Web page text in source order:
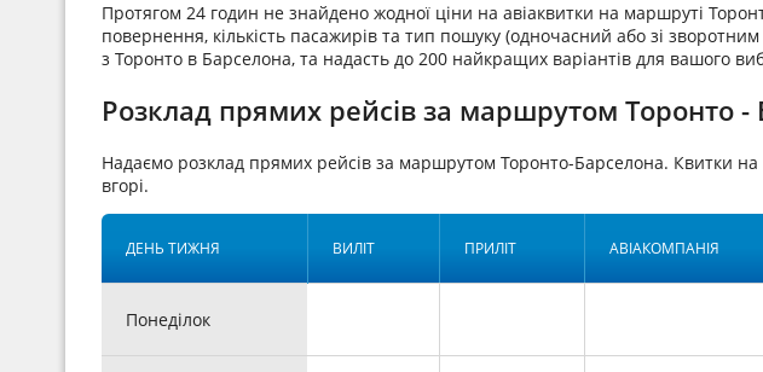
Протягом 24 годин не знайдено жодної ціни на авіаквитки на маршруті
повернення, кількість пасажирів та тип пошуку (одночасний або зі
з Торонто в Барселона, та надасть до 200 найкращих варіантів для вашого
Розклад прямих рейсів за маршрутом Торонто -
Надаємо розклад прямих рейсів за маршрутом Торонто-Барселона.
вгорі.
ДЕНЬ ТИЖНЯ ВИЛІТ ПРИЛІТ АВІАКОМПАНІЯ
Понеділок